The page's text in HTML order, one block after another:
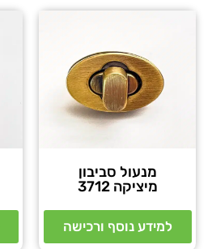
מנעול סביבון
מיציקה 3712
למידע נוסף ורכישה